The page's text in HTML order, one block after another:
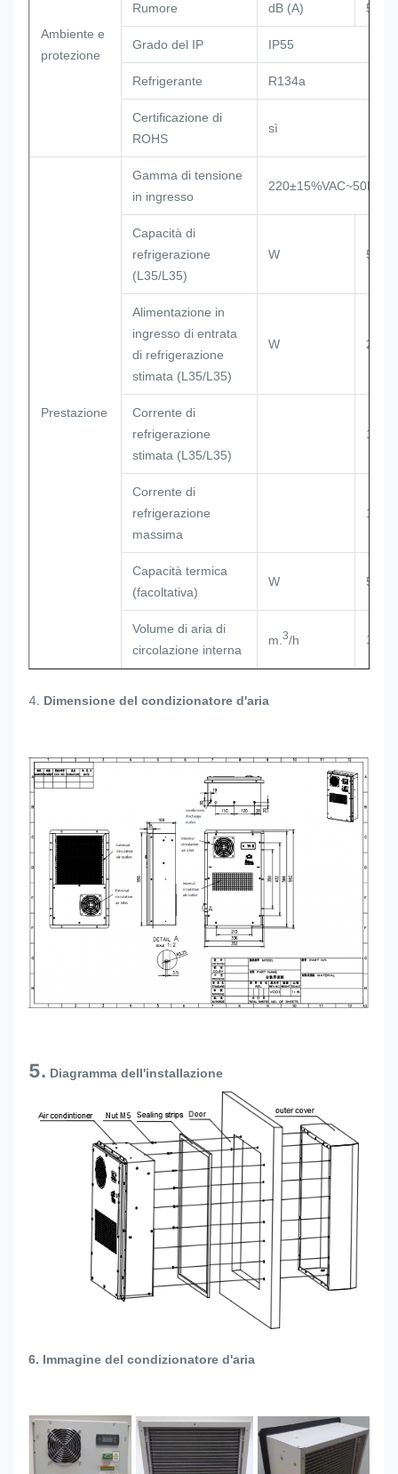
Ambiente e
protezione
Rumore dB (A) 54
Grado del IP IP55
Refrigerante R134a
Certificazione di
ROHS
sì
Prestazione
Gamma di tensione
in ingresso
220±15%VAC~50Hz
Capacità di
refrigerazione
(L35/L35)
W 500
Alimentazione in
ingresso di entrata
di refrigerazione
stimata (L35/L35)
W 285
Corrente di
refrigerazione
stimata (L35/L35)
1,3
Corrente di
refrigerazione
massima
1,95
Capacità termica
(facoltativa)
W 500
Volume di aria di
circolazione interna
m. 3/h 135
4. Dimensione del condizionatore d'aria
5. Diagramma dell'installazione
6. Immagine del condizionatore d'aria